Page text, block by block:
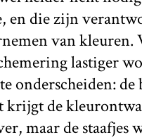
en die zijn
van kleuren.
lastiger
onderscheiden:
krijgt de
maar de staafjes